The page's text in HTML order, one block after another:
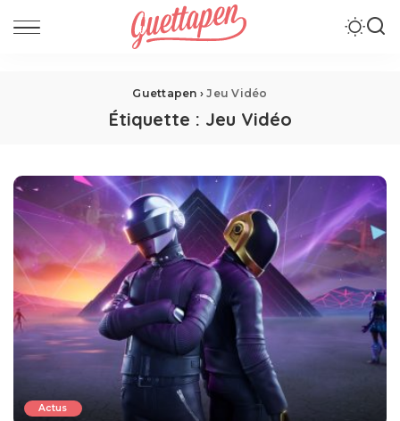
Guettapen ›Jeu Vidéo
Étiquette : Jeu Vidéo
Actus